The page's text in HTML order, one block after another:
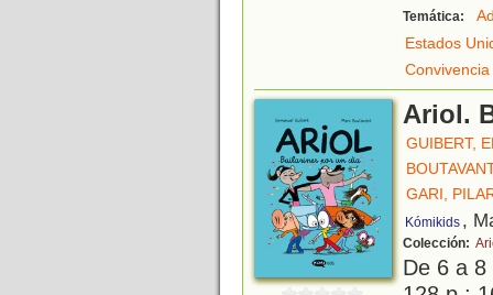
Temática:
Estados
Convivencia
Ariol.
GUIBERT,
GARI,
Kómikids ,
Colección:
De 6 a